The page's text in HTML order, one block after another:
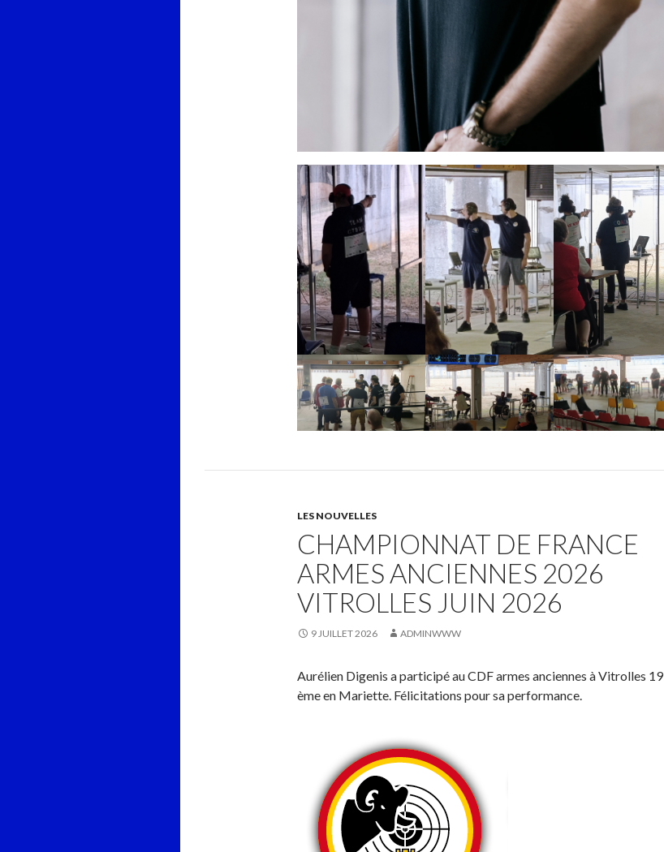
LES NOUVELLES
CHAMPIONNAT DE FRANCE
ARMES ANCIENNES 2026
VITROLLES JUIN 2026
9 JUILLET 2026 ADMINWWW
Aurélien Digenis a participé au CDF armes anciennes à Vitrolles 19
ème en Mariette. Félicitations pour sa performance.